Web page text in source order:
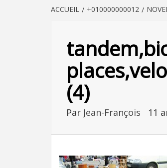
ACCUEIL +010000000012
(4)
Par Jean-François 11